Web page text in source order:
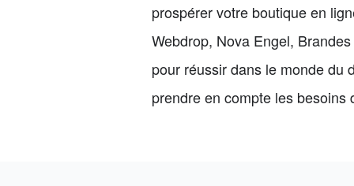
prospérer votre boutique en
Webdrop, Nova Engel,
pour réussir dans le monde du
prendre en compte les